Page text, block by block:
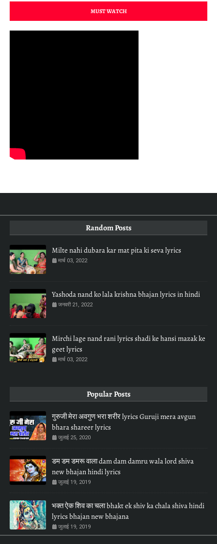
MUST WATCH
Random Posts
Milte nahi dubara kar mat pita ki seva lyrics
मार्च 03, 2022
Yashoda nand ko lala krishna bhajan lyrics in hindi
जनवरी 21, 2022
Mirchi lage nand rani lyrics shadi ke hansi mazak ke
geet lyrics
मार्च 03, 2022
Popular Posts
गुरुजी मेरा अवगुण भरा शरीर lyrics Guruji mera avgun
bhara shareer lyrics
जुलाई 25, 2020
डम डम डमरू वाला dam dam damru wala lord shiva
new bhajan hindi lyrics
जुलाई 19, 2019
भक्त ऐक शिव का चला bhakt ek shiv ka chala shiva hindi
lyrics bhajan new bhajana
जुलाई 19, 2019